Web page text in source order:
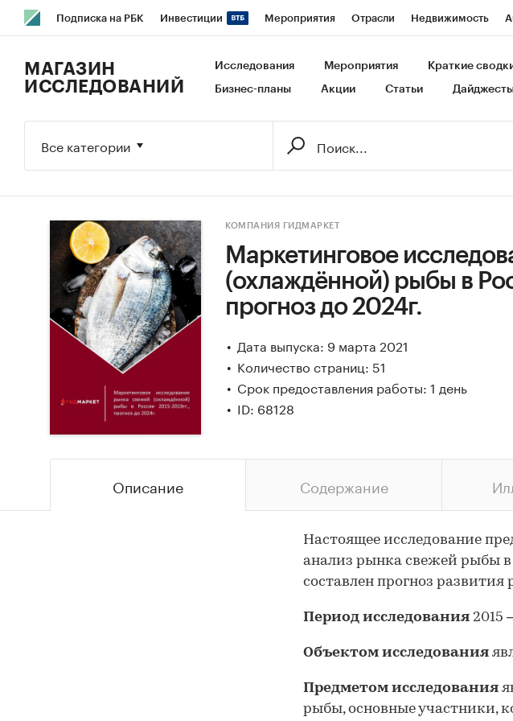
Подписка на РБК Инвестиции Мероприятия Отрасли Недвижимость
Исследования Кредитные рейтинги Франшизы Газета Спецпроекты СПб
МАГАЗИН
ИССЛЕДОВАНИЙ
Исследования Мероприятия Краткие
Бизнес-планы Акции Статьи
Все категории
КОМПАНИЯ ГИДМАРКЕТ
Маркетинговое
(охлаждённой) рыбы в
прогноз до 2024г.
Дата выпуска: 9 марта 2021
Количество страниц: 51
Срок предоставления работы: 1 день
ID: 68128
Описание Содержание
Настоящее исследование
анализ рынка свежей рыбы
составлен прогноз развития
Период исследования 2015
Объектом исследования
Предметом исследования
рыбы, основные участники,